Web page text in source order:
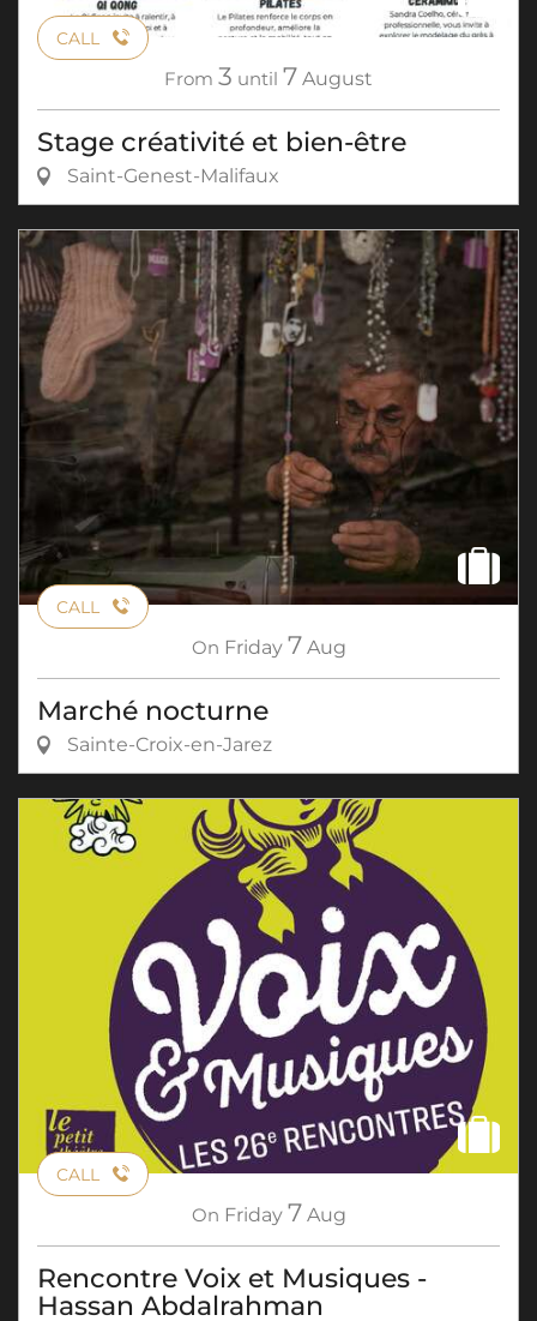
CALL
From 3 until 7 August
Stage créativité et bien-être
Saint-Genest-Malifaux
CALL
On Friday 7 Aug
Marché nocturne
Sainte-Croix-en-Jarez
CALL
On Friday 7 Aug
Rencontre Voix et Musiques -
Hassan Abdalrahman